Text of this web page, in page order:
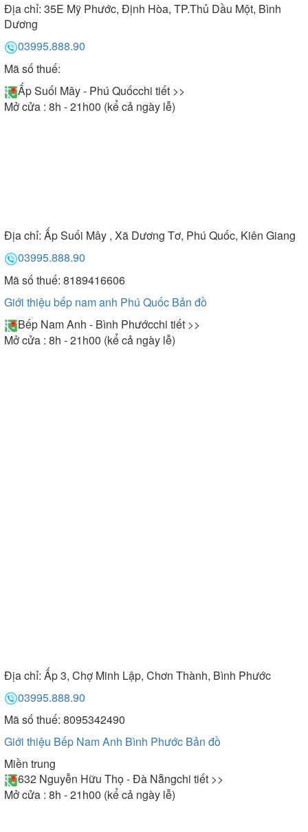
Địa chỉ: 35E Mỹ Phước, Định Hòa, TP.Thủ Dầu Một, Bình
Dương
03995.888.90
Mã số thuế:
Ấp Suối Mây - Phú Quốcchi tiết >>
Mở cửa : 8h - 21h00 (kể cả ngày lễ)
Địa chỉ: Ấp Suối Mây , Xã Dương Tơ, Phú Quốc, Kiên Giang
03995.888.90
Mã số thuế: 8189416606
Giới thiệu bếp nam anh Phú Quốc Bản đồ
Bếp Nam Anh - Bình Phướcchi tiết >>
Mở cửa : 8h - 21h00 (kể cả ngày lễ)
Địa chỉ: Ấp 3, Chợ Minh Lập, Chơn Thành, Bình Phước
03995.888.90
Mã số thuế: 8095342490
Giới thiệu Bếp Nam Anh Bình Phước Bản đồ
Miền trung
632 Nguyễn Hữu Thọ - Đà Nẵngchi tiết >>
Mở cửa : 8h - 21h00 (kể cả ngày lễ)